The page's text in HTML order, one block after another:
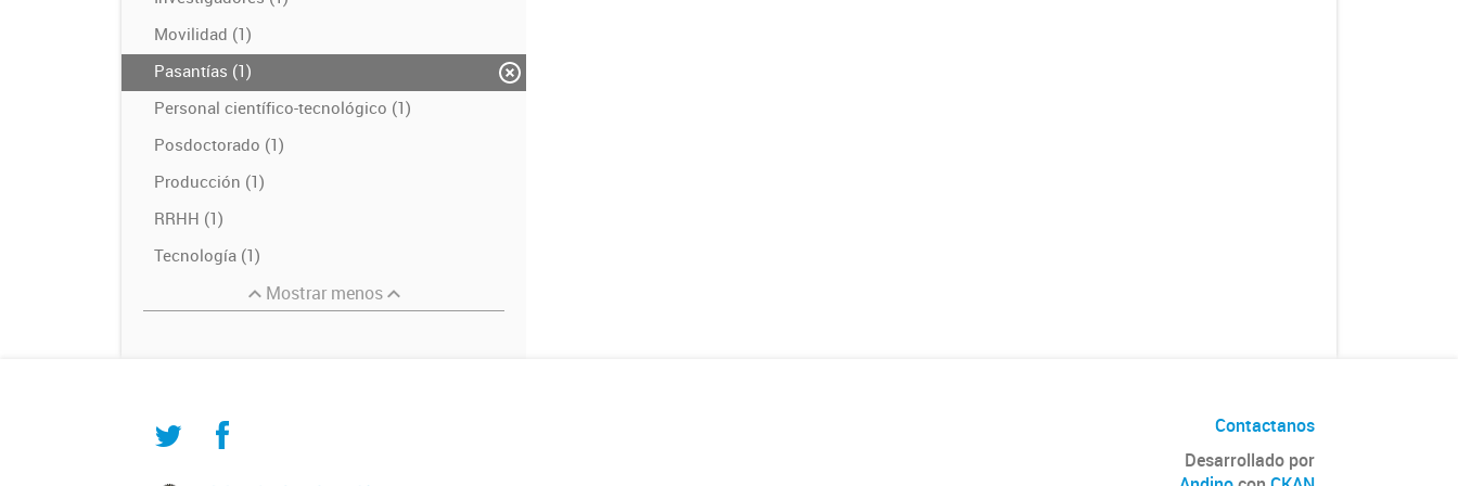
Movilidad (1)
Pasantías (1)
Personal científico-tecnológico (1)
Posdoctorado (1)
Producción (1)
RRHH (1)
Tecnología (1)
Mostrar menos
Contactanos
Desarrollado por